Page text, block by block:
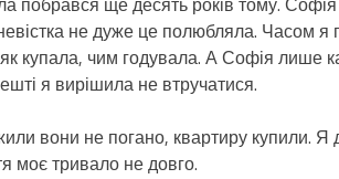
не дуже це полюбляла. Часом я
купала, чим годувала. А Софія лише
я вирішила не втручатися.
вони не погано, квартиру купили. Я
моє тривало не довго.